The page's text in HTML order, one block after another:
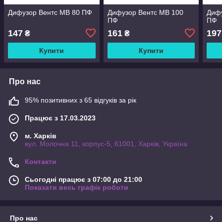
Дифузор Вентс МВ 80 ПФ
147 ₴
Купити
Дифузор Вентс МВ 100
ПФ
161₴
Купити
ПФ
197
Про нас
95% позитивних з 65 відгуків за рік
Працює з 17.03.2023
м. Харків
вул. Молочна 11, корпус-5, 61001, Харків, Україна
Контакти
Сьогодні працює з 07:00 до 21:00
Показати весь графік роботи
Про нас